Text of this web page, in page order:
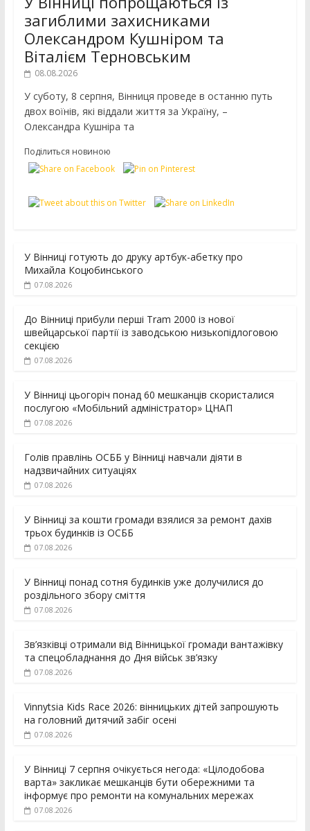
загиблими захисниками
Олександром Кушніром та
Віталієм Терновським
08.08.2026
У суботу, 8 серпня, Вінниця проведе в останню путь
двох воїнів, які віддали життя за Україну, –
Олександра Кушніра та
Поділиться новиною
У Вінниці готують до друку артбук-абетку про
Михайла Коцюбинського
07.08.2026
До Вінниці прибули перші Tram 2000 із нової
швейцарської партії із заводською низькопідлоговою
секцією
07.08.2026
У Вінниці цьогоріч понад 60 мешканців скористалися
послугою «Мобільний адміністратор» ЦНАП
07.08.2026
Голів правлінь ОСББ у Вінниці навчали діяти в
надзвичайних ситуаціях
07.08.2026
У Вінниці за кошти громади взялися за ремонт дахів
трьох будинків із ОСББ
07.08.2026
У Вінниці понад сотня будинків уже долучилися до
роздільного збору сміття
07.08.2026
Зв’язківці отримали від Вінницької громади вантажівку
та спецобладнання до Дня військ зв’язку
07.08.2026
Vinnytsia Kids Race 2026: вінницьких дітей запрошують
на головний дитячий забіг осені
07.08.2026
У Вінниці 7 серпня очікується негода: «Цілодобова
варта» закликає мешканців бути обережними та
інформує про ремонти на комунальних мережах
07.08.2026